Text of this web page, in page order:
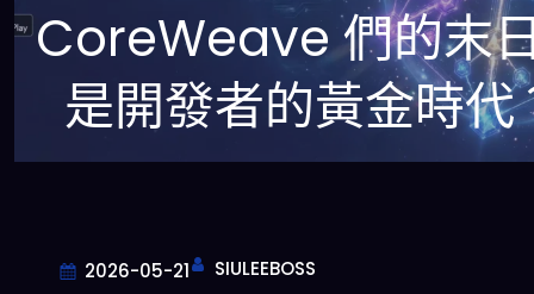
CoreWeave 們的末
是開發者的黃金時代
2026-05-21 SIULEEBOSS